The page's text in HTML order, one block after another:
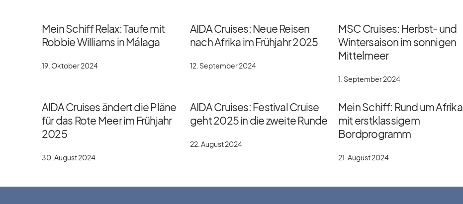
Mein Schiff Relax: Taufe mit
Robbie Williams in Málaga
19. Oktober 2024
AIDA Cruises: Neue Reisen
nach Afrika im Frühjahr 2025
12. September 2024
MSC Cruises: Herbst- und
Wintersaison im sonnigen
Mittelmeer
1. September 2024
AIDA Cruises ändert die Pläne
für das Rote Meer im Frühjahr
2025
30. August 2024
AIDA Cruises: Festival Cruise
geht 2025 in die zweite Runde
22. August 2024
Mein Schiff: Rund um Afrika
mit erstklassigem
Bordprogramm
21. August 2024